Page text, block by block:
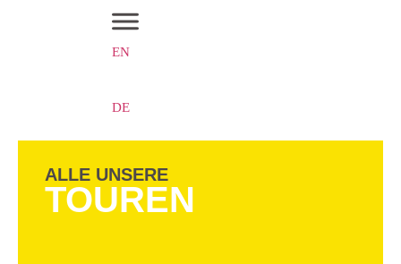
EN
DE
ALLE UNSERE
TOUREN